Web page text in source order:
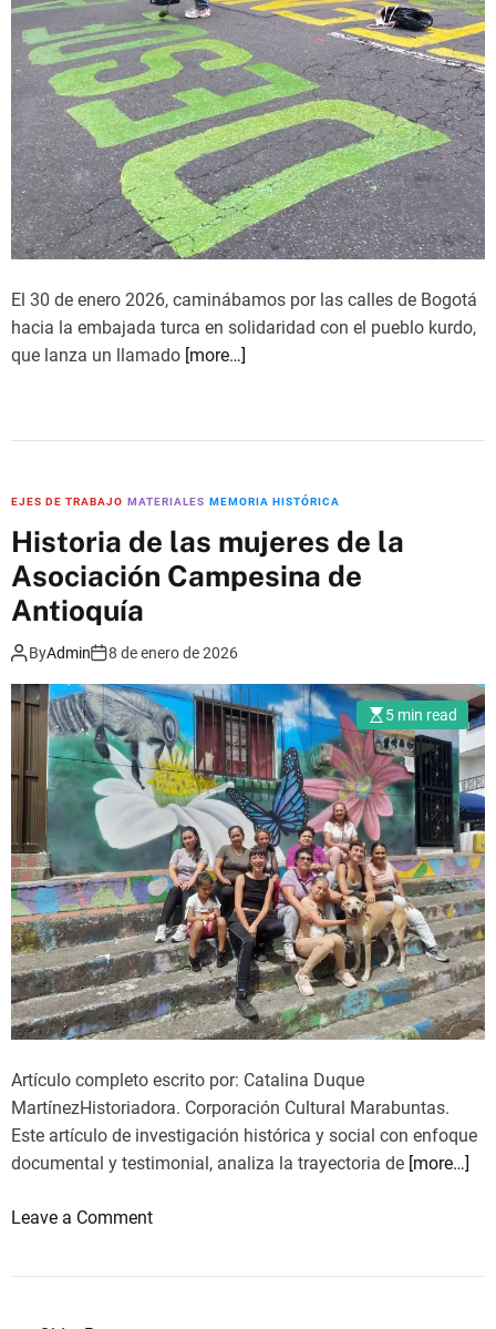
e
r
a
n
í
a
d
e
l
o
s
P
El 30 de enero 2026, caminábamos por las calles de Bogotá
hacia la embajada turca en solidaridad con el pueblo kurdo,
que lanza un llamado [more…]
EJES DE TRABAJO MATERIALES MEMORIA HISTÓRICA
Historia de las mujeres de la
Asociación Campesina de
Antioquía
ByAdmin 8 de enero de 2026
5 min read
Artículo completo escrito por: Catalina Duque
MartínezHistoriadora. Corporación Cultural Marabuntas.
Este artículo de investigación histórica y social con enfoque
documental y testimonial, analiza la trayectoria de [more…]
Leave a Commento
H